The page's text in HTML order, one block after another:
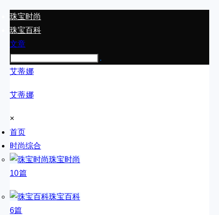
珠宝时尚
珠宝百科
文章
艾蒂娜
艾蒂娜
×
首页
时尚综合
珠宝时尚
10篇
珠宝百科
6篇